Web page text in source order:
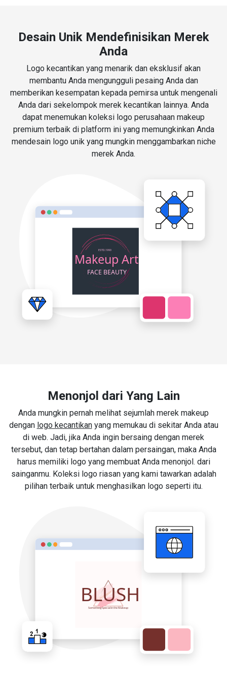
Desain Unik Mendefinisikan Merek
Anda
Logo kecantikan yang menarik dan eksklusif akan
membantu Anda mengungguli pesaing Anda dan
memberikan kesempatan kepada pemirsa untuk mengenali
Anda dari sekelompok merek kecantikan lainnya. Anda
dapat menemukan koleksi logo perusahaan makeup
premium terbaik di platform ini yang memungkinkan Anda
mendesain logo unik yang mungkin menggambarkan niche
merek Anda.
Menonjol dari Yang Lain
Anda mungkin pernah melihat sejumlah merek makeup
dengan logo kecantikanyang memukau di sekitar Anda atau
di web. Jadi, jika Anda ingin bersaing dengan merek
tersebut, dan tetap bertahan dalam persaingan, maka Anda
harus memiliki logo yang membuat Anda menonjol. dari
sainganmu. Koleksi logo riasan yang kami tawarkan adalah
pilihan terbaik untuk menghasilkan logo seperti itu.